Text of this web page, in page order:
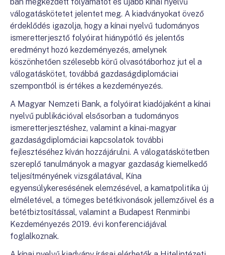
válogatáskötetet jelentet meg. A kiadványokat övező
érdeklődés igazolja, hogy a kínai nyelvű tudományos
ismeretterjesztő folyóirat hiánypótló és jelentős
eredményt hozó kezdeményezés, amelynek
köszönhetően szélesebb körű olvasótáborhoz jut el a
válogatáskötet, továbbá gazdaságdiplomáciai
szempontból is értékes a kezdeményezés.
A Magyar Nemzeti Bank, a folyóirat kiadójaként a kínai
nyelvű publikációval elsősorban a tudományos
ismeretterjesztéshez, valamint a kínai-magyar
gazdaságdiplomáciai kapcsolatok további
fejlesztéséhez kíván hozzájárulni. A válogatáskötetben
szereplő tanulmányok a magyar gazdaság kiemelkedő
teljesítményének vizsgálatával, Kína
egyensúlykeresésének elemzésével, a kamatpolitika új
elméletével, a tömeges betétkivonások jellemzőivel és a
betétbiztosítással, valamint a Budapest Renminbi
Kezdeményezés 2019. évi konferenciájával
foglalkoznak.